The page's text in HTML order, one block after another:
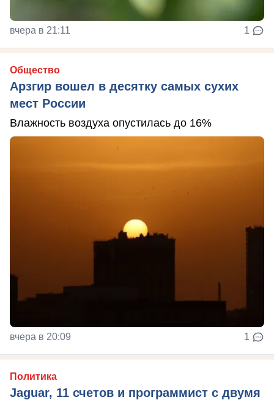
вчера в 21:11 1
Общество
Арзгир вошел в десятку самых сухих
мест России
Влажность воздуха опустилась до 16%
вчера в 20:09 1
Политика
Jaguar, 11 счетов и программист с двумя